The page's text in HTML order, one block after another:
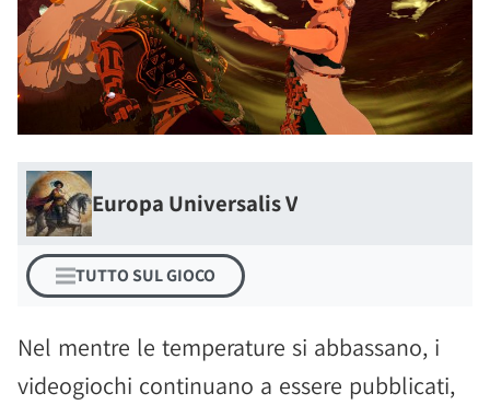
Europa Universalis V
TUTTO SUL GIOCO
Nel mentre le temperature si abbassano, i
videogiochi continuano a essere pubblicati,